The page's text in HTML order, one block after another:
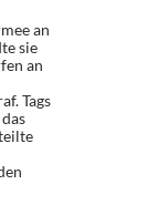
an
sie
an
Tags